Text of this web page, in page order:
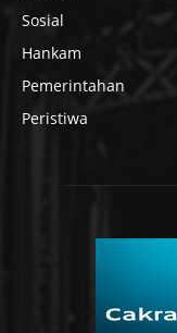
Sosial
Hankam
Pemerintahan
Peristiwa